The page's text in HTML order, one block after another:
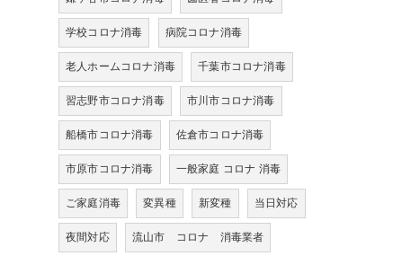
学校コロナ消毒 病院コロナ消毒
老人ホームコロナ消毒 千葉市コロナ消毒
習志野市コロナ消毒 市川市コロナ消毒
船橋市コロナ消毒 佐倉市コロナ消毒
市原市コロナ消毒 一般家庭 コロナ 消毒
ご家庭消毒 変異種 新変種 当日対応
夜間対応 流山市 コロナ 消毒業者